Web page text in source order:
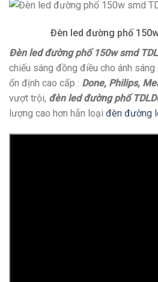
Đèn led đường phố
Đèn led đường phố 150w smd
chiếu sáng đồng điều cho ánh
ổn định cao cấp : Done, Philips,
vượt trội, đèn led đường phố
lượng cao hơn hẳn loại đèn đường